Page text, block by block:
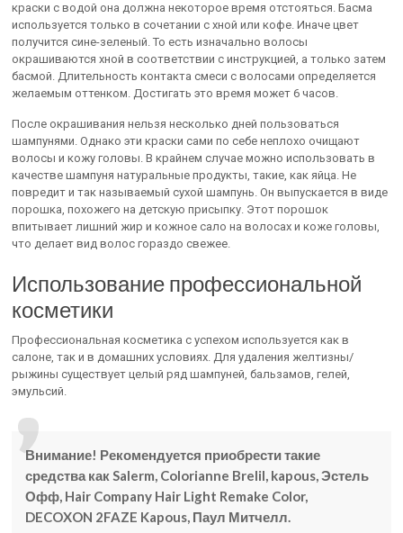
краски с водой она должна некоторое время отстояться. Басма
используется только в сочетании с хной или кофе. Иначе цвет
получится сине-зеленый. То есть изначально волосы
окрашиваются хной в соответствии с инструкцией, а только затем
басмой. Длительность контакта смеси с волосами определяется
желаемым оттенком. Достигать это время может 6 часов.
После окрашивания нельзя несколько дней пользоваться
шампунями. Однако эти краски сами по себе неплохо очищают
волосы и кожу головы. В крайнем случае можно использовать в
качестве шампуня натуральные продукты, такие, как яйца. Не
повредит и так называемый сухой шампунь. Он выпускается в виде
порошка, похожего на детскую присыпку. Этот порошок
впитывает лишний жир и кожное сало на волосах и коже головы,
что делает вид волос гораздо свежее.
Использование профессиональной
косметики
Профессиональная косметика с успехом используется как в
салоне, так и в домашних условиях. Для удаления желтизны/
рыжины существует целый ряд шампуней, бальзамов, гелей,
эмульсий.
Внимание! Рекомендуется приобрести такие
средства как Salerm, Colorianne Brelil, kapous, Эстель
Офф, Hair Company Hair Light Remake Color,
DECOXON 2FAZE Kapous, Паул Митчелл.